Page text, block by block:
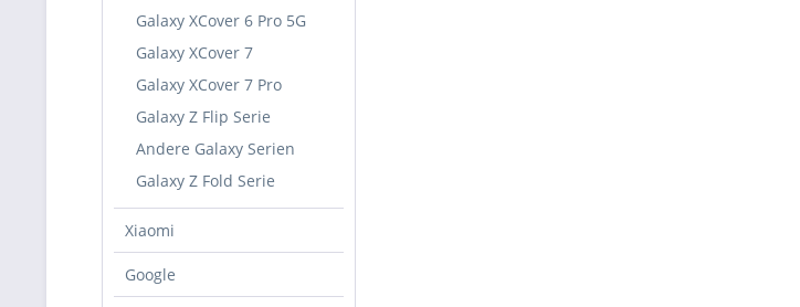
Galaxy XCover 6 Pro 5G
Galaxy XCover 7
Galaxy XCover 7 Pro
Galaxy Z Flip Serie
Andere Galaxy Serien
Galaxy Z Fold Serie
Xiaomi
Google